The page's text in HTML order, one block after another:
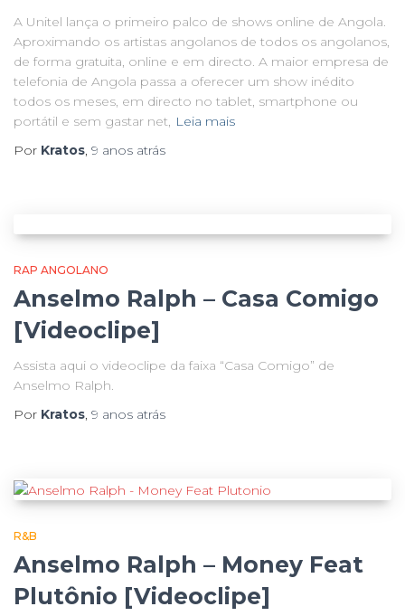
A Unitel lança o primeiro palco de shows online de Angola.
Aproximando os artistas angolanos de todos os angolanos,
de forma gratuita, online e em directo. A maior empresa de
telefonia de Angola passa a oferecer um show inédito
todos os meses, em directo no tablet, smartphone ou
portátil e sem gastar net, Leia mais
Por Kratos, 9 anos atrás
RAP ANGOLANO
Anselmo Ralph – Casa Comigo
[Videoclipe]
Assista aqui o videoclipe da faixa “Casa Comigo” de
Anselmo Ralph.
Por Kratos, 9 anos atrás
R&B
Anselmo Ralph – Money Feat
Plutônio [Videoclipe]